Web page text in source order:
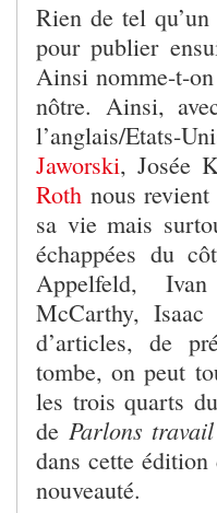
Rien de tel
pour publier
Ainsi nomme-t-
nôtre. Ainsi,
l’anglais/
Jaworski, Josée
Roth nous
sa vie mais
échappées du
Appelfeld, Ivan
McCarthy,
d’articles, de
tombe, on peut
les trois quarts
de Parlons travail
dans cette
nouveauté.